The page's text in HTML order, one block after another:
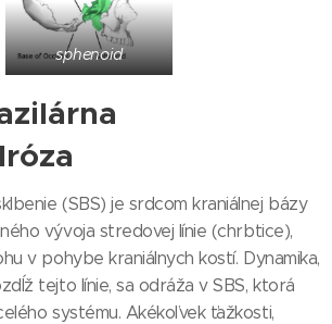
sphenoid
(SBS) je srdcom kraniálnej bázy
vývoja stredovej línie (chrbtice),
v pohybe kraniálnych kostí. Dynamika,
tejto línie, sa odráža v SBS, ktorá
systému. Akékoľvek ťažkosti,